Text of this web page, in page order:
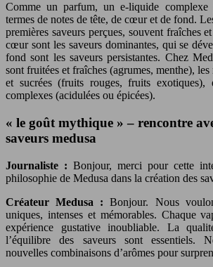
Comme un parfum, un e-liquide complexe
termes de notes de tête, de cœur et de fond.
premières saveurs perçues, souvent fraîches
cœur sont les saveurs dominantes, qui se
fond sont les saveurs persistantes. Chez
sont fruitées et fraîches (agrumes, menthe),
et sucrées (fruits rouges, fruits
complexes (acidulées ou épicées).
« le goût mythique » – rencontre
saveurs medusa
Journaliste : Bonjour, merci pour cette
philosophie de Medusa dans la création des
Créateur Medusa :Bonjour. Nous
uniques, intenses et mémorables. Chaque
expérience gustative inoubliable. La
l’équilibre des saveurs sont essentiels.
nouvelles combinaisons d’arômes pour